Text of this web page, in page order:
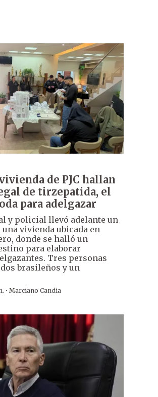
de PJC hallan
de tirzepatida, el
para adelgazar
y policial llevó adelante un
vivienda ubicada en
donde se halló un
para elaborar
Tres personas
brasileños y un
· Marciano Candia